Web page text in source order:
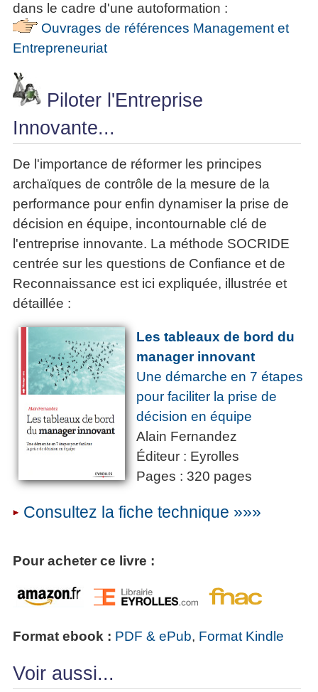
dans le cadre d'une autoformation :
Ouvrages de références Management et
Entrepreneuriat
Piloter l'Entreprise
Innovante...
De l'importance de réformer les principes
archaïques de contrôle de la mesure de la
performance pour enfin dynamiser la prise de
décision en équipe, incontournable clé de
l'entreprise innovante. La méthode SOCRIDE
centrée sur les questions de Confiance et de
Reconnaissance est ici expliquée, illustrée et
détaillée :
Les tableaux de bord du
manager innovant
Une démarche en 7 étapes
pour faciliter la prise de
décision en équipe
Alain Fernandez
Éditeur : Eyrolles
Pages : 320 pages
Consultez la fiche technique »»»
Pour acheter ce livre :
Format ebook : PDF & ePub, Format Kindle
Voir aussi...